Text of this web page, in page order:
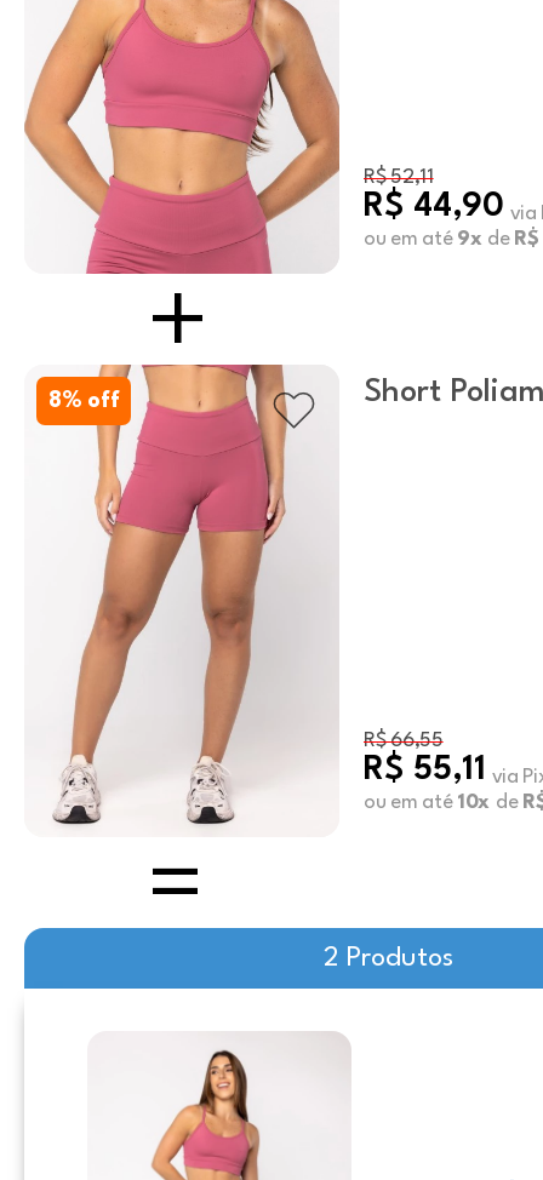
R$ 52,11
R$ 44,90 via
ou em até 9x de
8% off
Short
R$ 66,55
R$ 55,11 via
ou em até 10x de
2 Produtos